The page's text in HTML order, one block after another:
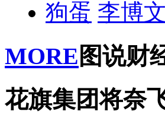
狗蛋 李博文
MORE 图说财
花旗集团将奈